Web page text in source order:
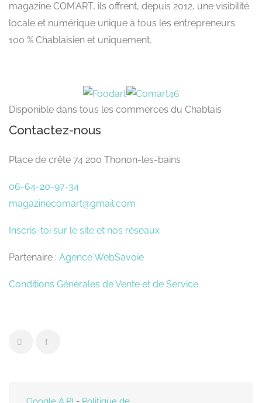
magazine COM’ART, ils offrent, depuis 2012, une visibilité
locale et numérique unique à tous les entrepreneurs.
100 % Chablaisien et uniquement.
Disponible dans tous les commerces du Chablais
Contactez-nous
Place de crête 74 200 Thonon-les-bains
06-64-20-97-34
magazinecomart@gmail.com
Inscris-toi sur le site et nos réseaux
Partenaire : Agence WebSavoie
Conditions Générales de Vente et de Service